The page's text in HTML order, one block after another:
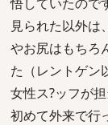
見られた以外は
やお尻はもちろ
た（レントゲン
女性ス?ッフが
初めて外来で行